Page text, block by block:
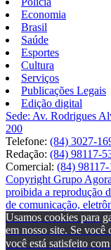
Economia
Brasil
Saúde
Esportes
Cultura
Serviços
Publicações Legais
Edição digital
Sede: Av. Rodrigues
200
Telefone: (84) 3027-
Redação: (84) 98117-
Comercial: (84)
Copyright Grupo
proibida a reprodução
de comunicação,
Usamos cookies para
em nosso site. Se você
você está satisfeito